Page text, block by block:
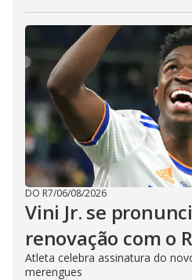
DO R7/06/08/2026
Vini Jr. se
renovação com o
Atleta celebra assinatura do
merengues